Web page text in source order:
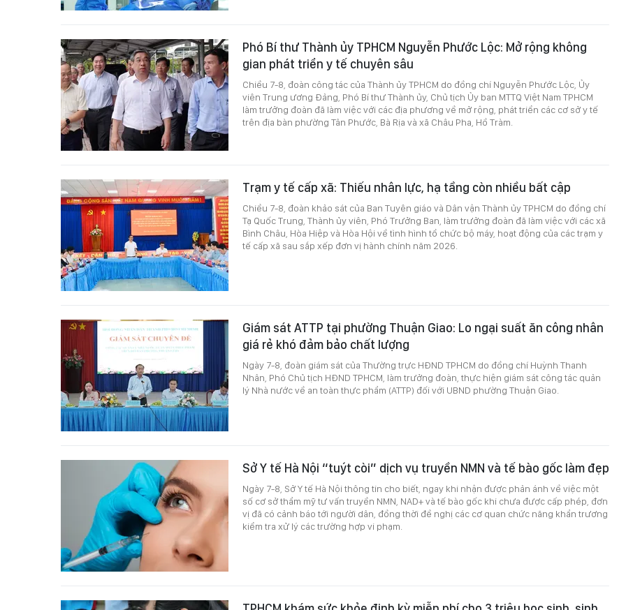
Phó Bí thư Thành ủy TPHCM Nguyễn Phước Lộc: Mở rộng không
gian phát triển y tế chuyên sâu
Chiều 7-8, đoàn công tác của Thành ủy TPHCM do đồng chí Nguyễn Phước Lộc, Ủy
viên Trung ương Đảng, Phó Bí thư Thành ủy, Chủ tịch Ủy ban MTTQ Việt Nam TPHCM
làm trưởng đoàn đã làm việc với các địa phương về mở rộng, phát triển các cơ sở y tế
trên địa bàn phường Tân Phước, Bà Rịa và xã Châu Pha, Hồ Tràm.
Trạm y tế cấp xã: Thiếu nhân lực, hạ tầng còn nhiều bất cập
Chiều 7-8, đoàn khảo sát của Ban Tuyên giáo và Dân vận Thành ủy TPHCM do đồng chí
Tạ Quốc Trung, Thành ủy viên, Phó Trưởng Ban, làm trưởng đoàn đã làm việc với các xã
Bình Châu, Hòa Hiệp và Hòa Hội về tình hình tổ chức bộ máy, hoạt động của các trạm y
tế cấp xã sau sắp xếp đơn vị hành chính năm 2026.
Giám sát ATTP tại phường Thuận Giao: Lo ngại suất ăn công nhân
giá rẻ khó đảm bảo chất lượng
Ngày 7-8, đoàn giám sát của Thường trực HĐND TPHCM do đồng chí Huỳnh Thanh
Nhân, Phó Chủ tịch HĐND TPHCM, làm trưởng đoàn, thực hiện giám sát công tác quản
lý Nhà nước về an toàn thực phẩm (ATTP) đối với UBND phường Thuận Giao.
Sở Y tế Hà Nội “tuýt còi” dịch vụ truyền NMN và tế bào gốc làm đẹp
Ngày 7-8, Sở Y tế Hà Nội thông tin cho biết, ngay khi nhận được phản ánh về việc một
số cơ sở thẩm mỹ tư vấn truyền NMN, NAD+ và tế bào gốc khi chưa được cấp phép, đơn
vị đã có cảnh báo tới người dân, đồng thời đề nghị các cơ quan chức năng khẩn trương
kiểm tra xử lý các trường hợp vi phạm.